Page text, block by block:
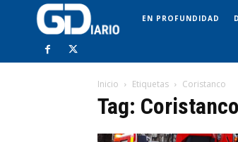
EN PROFUNDIDAD
Inicio Etiquetas Coristanco
Tag: Coristanco